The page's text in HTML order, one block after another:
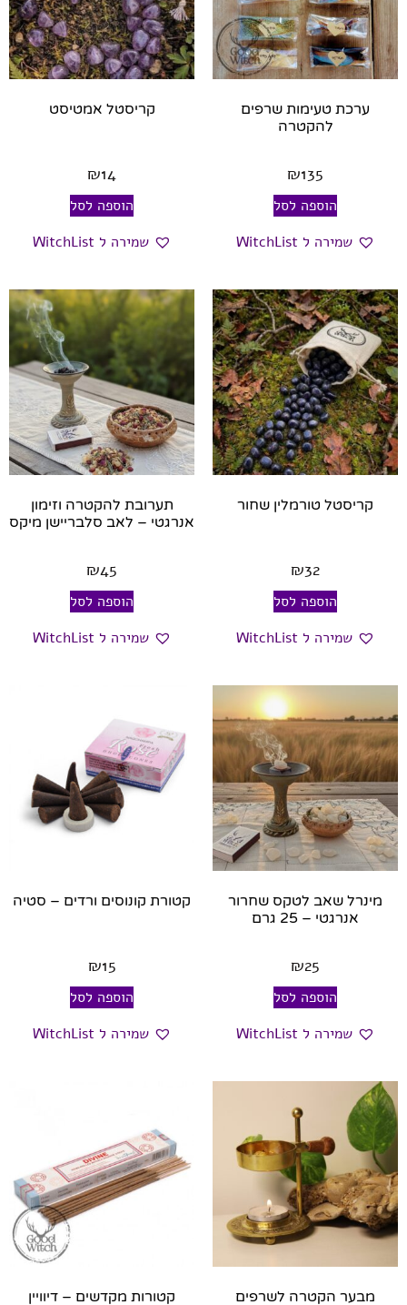
ערכת טעימות שרפים
להקטרה
₪135
הוספה לסל
שמירה ל WitchList
קריסטל אמטיסט
₪14
הוספה לסל
שמירה ל WitchList
קריסטל טורמלין שחור
₪32
הוספה לסל
שמירה ל WitchList
תערובת להקטרה וזימון
אנרגטי – לאב סלבריישן מיקס
₪45
הוספה לסל
שמירה ל WitchList
מינרל שאב לטקס שחרור
אנרגטי – 25 גרם
₪25
הוספה לסל
שמירה ל WitchList
קטורת קונוסים ורדים – סטיה
₪15
הוספה לסל
שמירה ל WitchList
מבער הקטרה לשרפים
קטורות מקדשים – דיוויין